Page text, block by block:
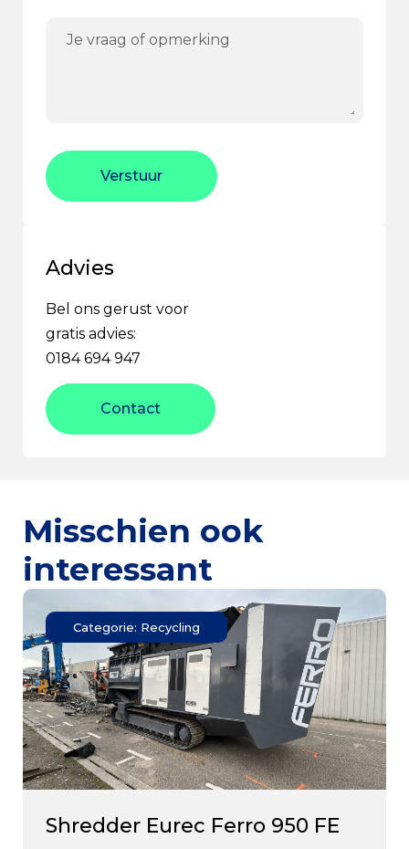
Verstuur
Advies
Bel ons gerust voor
gratis advies:
0184 694 947
Contact
Misschien ook
interessant
Categorie: Recycling
Shredder Eurec Ferro 950 FE